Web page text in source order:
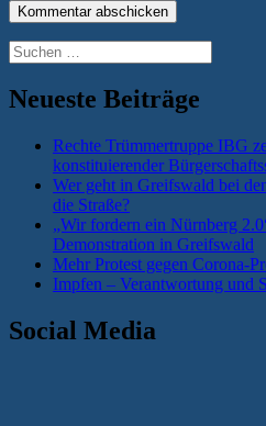
Suchen
nach:
Neueste Beiträge
Rechte Trümmertruppe IBG
konstituierender
Wer geht in Greifswald bei
die Straße?
„Wir fordern ein Nürnberg
Demonstration in Greifswald
Mehr Protest gegen Corona-
Impfen – Verantwortung und
Social Media